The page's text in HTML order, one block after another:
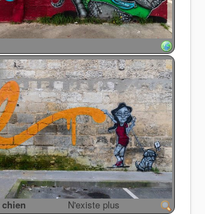
chien N'existe plus